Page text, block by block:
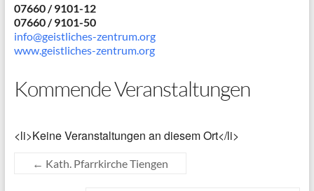
07660 / 9101-12
07660 / 9101-50
info@geistliches-zentrum.org
www.geistliches-zentrum.org
Kommende Veranstaltungen
<li>Keine Veranstaltungen an diesem Ort</li>
← Kath. Pfarrkirche Tiengen